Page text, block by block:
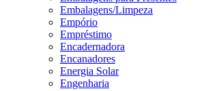
Embalagens/Limpeza
Empório
Empréstimo
Encadernadora
Encanadores
Energia Solar
Engenharia